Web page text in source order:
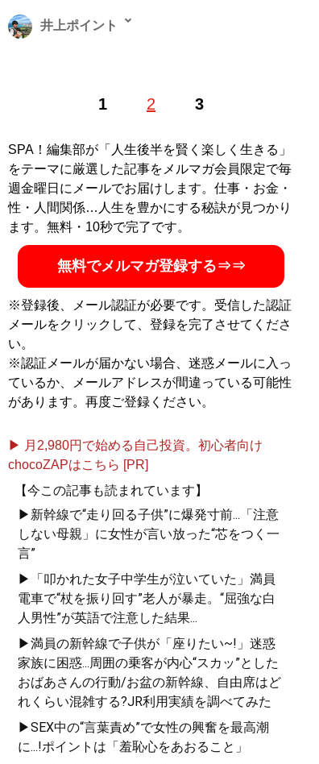
1 2 3
井上ポイント
節約好きで、ポイントやキャンペーン情報に精通するお
倍楽しめる！』。ブログ「いの得ブログ」、ユーチュー
ブ「いの得ちゃんねる
」にて日々、お得情報を配信中
（Twitterアカウント:
@InoueJuniti ）
『お得生活！ お金がな
くても人生100倍楽しめ
節約こそ最高のエンター
記事一覧へ
SPA！編集部が「人生後半を賢く楽しく生きる」
をテーマに厳選した記事をメルマガ会員限定で毎
週金曜日にメールでお届けします。仕事・お金・
性・人間関係…人生を豊かにする秘訣が見つかり
ます。無料・10秒で完了です。
無料でメルマガ登録する⇒⇒
※登録後、メール認証が必要です。受信した認証
メールをクリックして、登録を完了させてくださ
い。
※認証メールが届かない場合、迷惑メールに入っ
ているか、メールアドレスが間違っている可能性
があります。再度ご登録ください。
▶ 月2,980円で始める自己投資。初心者向け
chocoZAPはこちら [PR]
【今この記事も読まれています】
▶新幹線で“走り回る子供”に爆発寸前...「注意
しない母親」に女性が言い放った“芯をつく一
言”
▶「叩かれた女子中学生が泣いていた」満員
電車で“杖を振り回す”老人が暴走。“屈強な白
人男性”が英語で注意した結果...
▶満員の新幹線で子供が「座りたい~!」迷惑
家族に困惑...周囲の乗客が内心“スカッ”とした
おばあさんの行動/お盆の新幹線、自由席はど
れくらい混雑する?JR利用実績を調べてみた
▶SEX中の“言葉責め”で女性の興奮を最高潮
に...!ポイントは「羞恥心をあおること」